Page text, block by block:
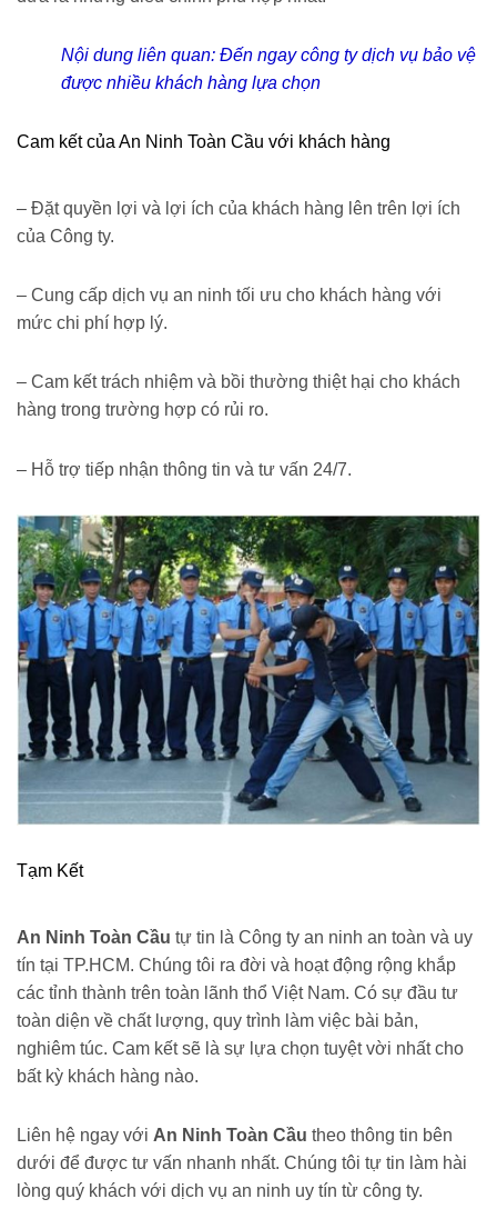
Nội dung liên quan: Đến ngay công ty dịch vụ bảo vệ
được nhiều khách hàng lựa chọn
Cam kết của An Ninh Toàn Cầu với khách hàng
– Đặt quyền lợi và lợi ích của khách hàng lên trên lợi ích
của Công ty.
– Cung cấp dịch vụ an ninh tối ưu cho khách hàng với
mức chi phí hợp lý.
– Cam kết trách nhiệm và bồi thường thiệt hại cho khách
hàng trong trường hợp có rủi ro.
– Hỗ trợ tiếp nhận thông tin và tư vấn 24/7.
Tạm Kết
An Ninh Toàn Cầu tự tin là Công ty an ninh an toàn và uy
tín tại TP.HCM. Chúng tôi ra đời và hoạt động rộng khắp
các tỉnh thành trên toàn lãnh thổ Việt Nam. Có sự đầu tư
toàn diện về chất lượng, quy trình làm việc bài bản,
nghiêm túc. Cam kết sẽ là sự lựa chọn tuyệt vời nhất cho
bất kỳ khách hàng nào.
Liên hệ ngay với An Ninh Toàn Cầu theo thông tin bên
dưới để được tư vấn nhanh nhất. Chúng tôi tự tin làm hài
lòng quý khách với dịch vụ an ninh uy tín từ công ty.